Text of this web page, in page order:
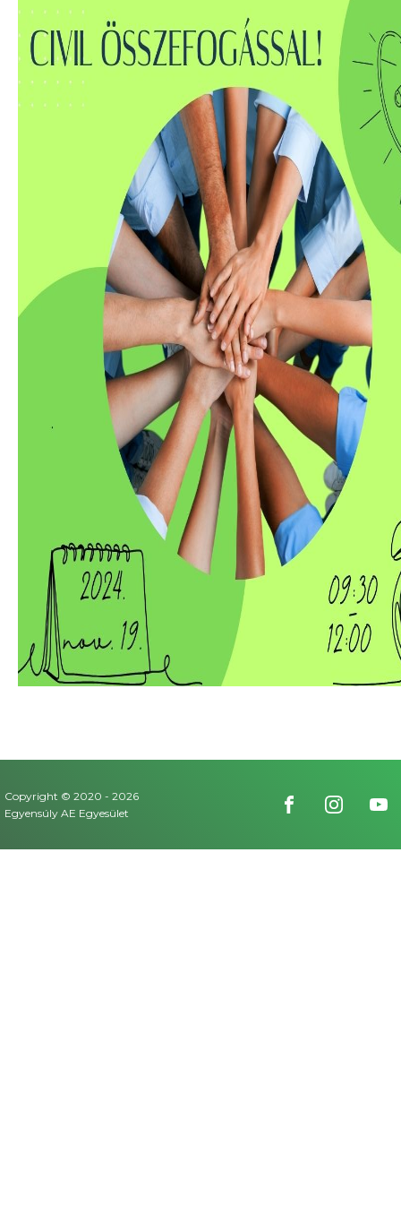
Copyright © 2020 - 2026
Egyensúly AE Egyesület